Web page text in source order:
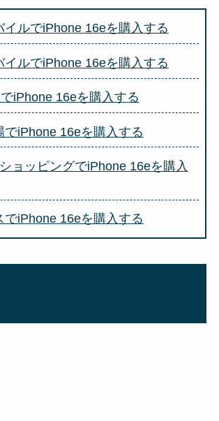
ルでiPhone 16eを購入する
ルでiPhone 16eを購入する
iPhone 16eを購入する
iPhone 16eを購入する
ョッピングでiPhone 16eを購入
iPhone 16eを購入する